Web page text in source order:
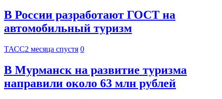
В России разработают ГОСТ на
автомобильный туризм
ТАСС2 месяца спустя 0
В Мурманск на развитие туризма
направили около 63 млн рублей